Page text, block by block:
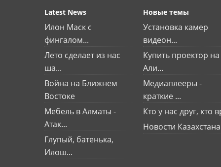
Latest News
Илон Маск с
фингалом...
Лето сделает из нас
ша...
Война на Ближнем
Востоке
Мебель в Алматы -
Атак...
Глупый, батенька,
Илош...
Новые темы
Установка камер
видеон...
Купить проектор на
Али...
Медиаплееры -
краткие ...
Кто у нас друг, кто
Новости Казахстана